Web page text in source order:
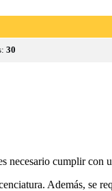
30
necesario cumplir con
Además, se